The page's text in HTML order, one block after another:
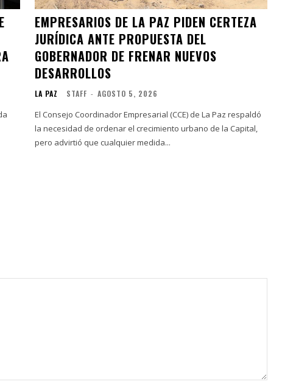
EMPRESARIOS DE LA PAZ PIDEN CERTEZA
JURÍDICA ANTE PROPUESTA DEL
GOBERNADOR DE FRENAR NUEVOS
DESARROLLOS
LA PAZ STAFF - AGOSTO 5, 2026
El Consejo Coordinador Empresarial (CCE) de La Paz respaldó
la necesidad de ordenar el crecimiento urbano de la Capital,
pero advirtió que cualquier medida...